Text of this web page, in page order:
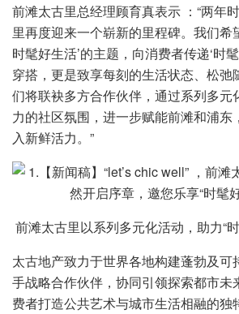
前滩太古里总经理顾育真表示 ：“两年
里再度迎来一个崭新的里程碑。我们希
时髦好生活’的主题，向消费者传递‘时
穿搭，更是致享每刻的生活状态、松弛
们将联袂多方合作伙伴，通过系列多元
力的社区氛围，进一步赋能前滩和浦东
入新鲜活力。”
前滩太古里以系列多元化活动，助力“
太古地产致力于世界各地构建蓬勃及可
手战略合作伙伴，协同引领探索都市未
费者打造公共艺术与城市生活相融的独